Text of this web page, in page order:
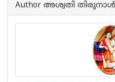
Author അശ്വതി തിരുനാള്‍